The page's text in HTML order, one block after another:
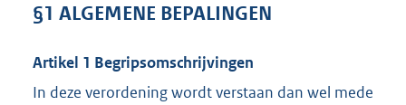
§1 ALGEMENE BEPALINGEN
Artikel 1 Begripsomschrijvingen
In deze verordening wordt verstaan dan wel mede